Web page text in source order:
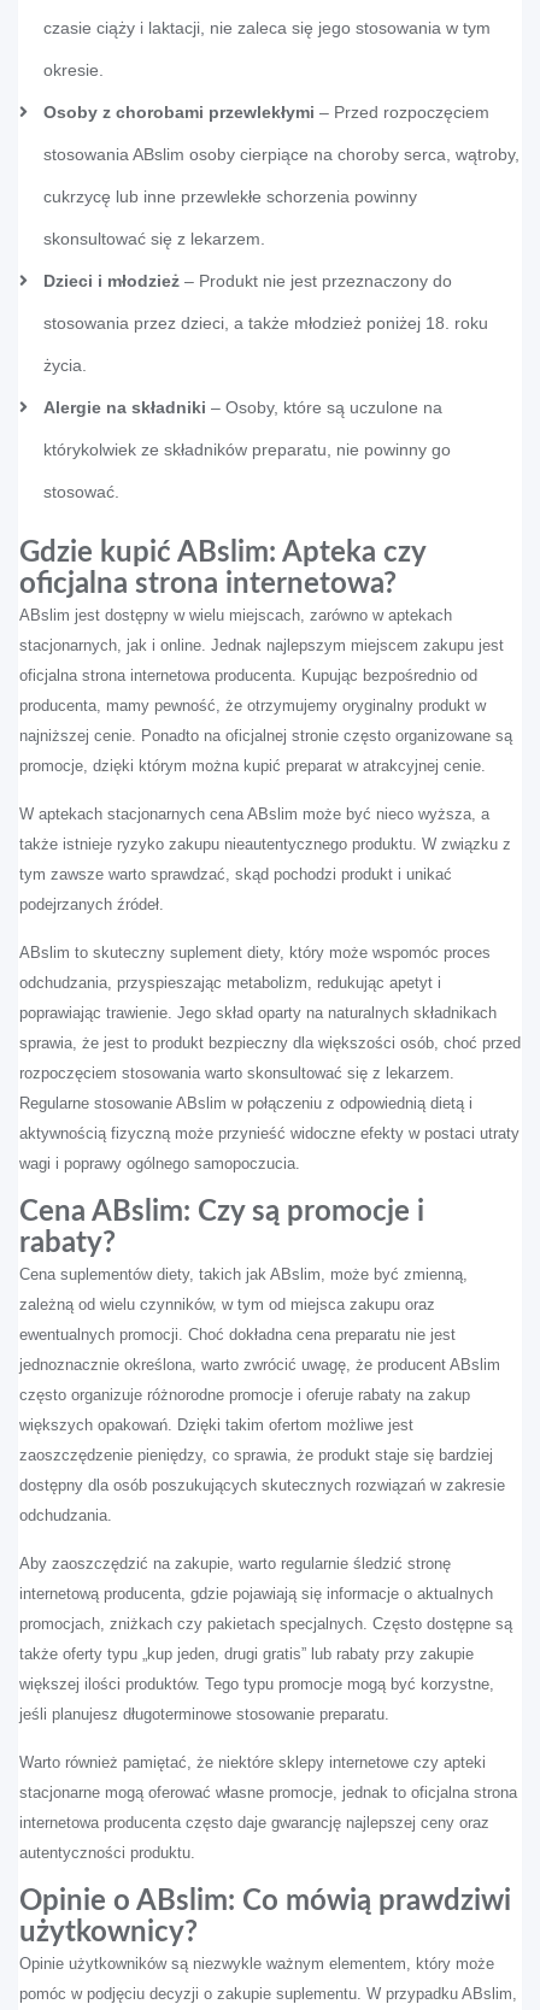
czasie ciąży i laktacji, nie zaleca się jego stosowania w tym
okresie.
Osoby z chorobami przewlekłymi – Przed rozpoczęciem
stosowania ABslim osoby cierpiące na choroby serca, wątroby,
cukrzycę lub inne przewlekłe schorzenia powinny
skonsultować się z lekarzem.
Dzieci i młodzież – Produkt nie jest przeznaczony do
stosowania przez dzieci, a także młodzież poniżej 18. roku
życia.
Alergie na składniki – Osoby, które są uczulone na
którykolwiek ze składników preparatu, nie powinny go
stosować.
Gdzie kupić ABslim: Apteka czy
oficjalna strona internetowa?
ABslim jest dostępny w wielu miejscach, zarówno w aptekach
stacjonarnych, jak i online. Jednak najlepszym miejscem zakupu jest
oficjalna strona internetowa producenta. Kupując bezpośrednio od
producenta, mamy pewność, że otrzymujemy oryginalny produkt w
najniższej cenie. Ponadto na oficjalnej stronie często organizowane są
promocje, dzięki którym można kupić preparat w atrakcyjnej cenie.
W aptekach stacjonarnych cena ABslim może być nieco wyższa, a
także istnieje ryzyko zakupu nieautentycznego produktu. W związku z
tym zawsze warto sprawdzać, skąd pochodzi produkt i unikać
podejrzanych źródeł.
ABslim to skuteczny suplement diety, który może wspomóc proces
odchudzania, przyspieszając metabolizm, redukując apetyt i
poprawiając trawienie. Jego skład oparty na naturalnych składnikach
sprawia, że jest to produkt bezpieczny dla większości osób, choć przed
rozpoczęciem stosowania warto skonsultować się z lekarzem.
Regularne stosowanie ABslim w połączeniu z odpowiednią dietą i
aktywnością fizyczną może przynieść widoczne efekty w postaci utraty
wagi i poprawy ogólnego samopoczucia.
Cena ABslim: Czy są promocje i
rabaty?
Cena suplementów diety, takich jak ABslim, może być zmienną,
zależną od wielu czynników, w tym od miejsca zakupu oraz
ewentualnych promocji. Choć dokładna cena preparatu nie jest
jednoznacznie określona, warto zwrócić uwagę, że producent ABslim
często organizuje różnorodne promocje i oferuje rabaty na zakup
większych opakowań. Dzięki takim ofertom możliwe jest
zaoszczędzenie pieniędzy, co sprawia, że produkt staje się bardziej
dostępny dla osób poszukujących skutecznych rozwiązań w zakresie
odchudzania.
Aby zaoszczędzić na zakupie, warto regularnie śledzić stronę
internetową producenta, gdzie pojawiają się informacje o aktualnych
promocjach, zniżkach czy pakietach specjalnych. Często dostępne są
także oferty typu „kup jeden, drugi gratis” lub rabaty przy zakupie
większej ilości produktów. Tego typu promocje mogą być korzystne,
jeśli planujesz długoterminowe stosowanie preparatu.
Warto również pamiętać, że niektóre sklepy internetowe czy apteki
stacjonarne mogą oferować własne promocje, jednak to oficjalna strona
internetowa producenta często daje gwarancję najlepszej ceny oraz
autentyczności produktu.
Opinie o ABslim: Co mówią prawdziwi
użytkownicy?
Opinie użytkowników są niezwykle ważnym elementem, który może
pomóc w podjęciu decyzji o zakupie suplementu. W przypadku ABslim,